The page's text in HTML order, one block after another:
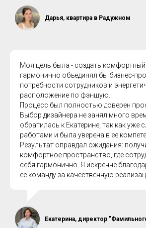
Дарья, квартира в Радужном
Моя цель была - создать
гармонично объединял бы бизнес-
потребности сотрудников и
расположение по фэншую.
Процесс был полностью доверен
Выбор дизайнера не занял много
обратилась к Екатерине, так как уже
работами и была уверена в ее
Результат оправдал ожидания:
комфортное пространство, где
себя гармонично. Я искренне
ее команду за качественную
Екатерина, директор